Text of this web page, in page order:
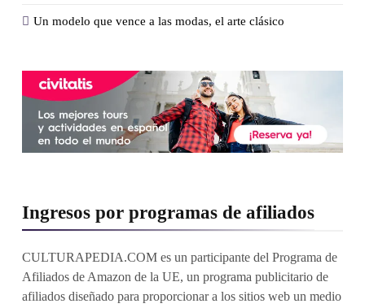
Un modelo que vence a las modas, el arte clásico
Ingresos por programas de afiliados
CULTURAPEDIA.COM es un participante del Programa de
Afiliados de Amazon de la UE, un programa publicitario de
afiliados diseñado para proporcionar a los sitios web un medio